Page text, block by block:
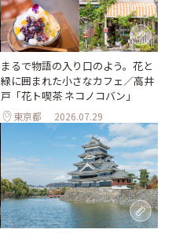
まるで物語の入り口のよう。花と
緑に囲まれた小さなカフェ／高井
戸「花ト喫茶 ネコノコバン」
東京都 2026.07.29